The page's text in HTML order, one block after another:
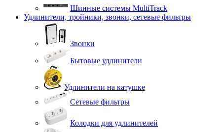
Шинные системы MultiTrack
Удлинители, тройники, звонки, сетевые фильтры
Звонки
Бытовые удлинители
Удлинители на катушке
Сетевые фильтры
Колодки для удлинителей